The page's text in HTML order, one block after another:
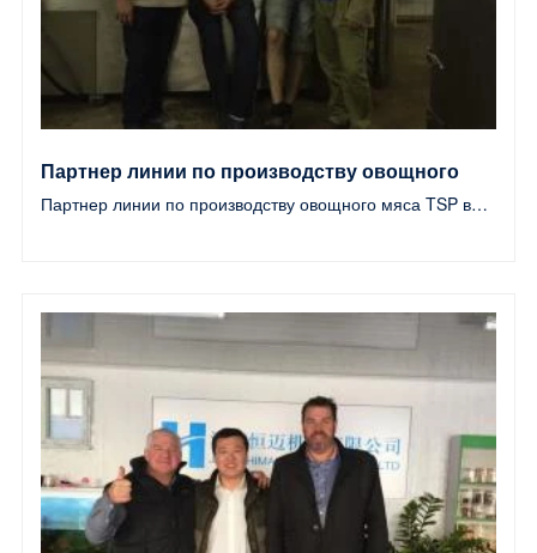
Партнер линии по производству овощного
мяса TSP во Вьетнаме
Партнер линии по производству овощного мяса TSP во Вьетнаме